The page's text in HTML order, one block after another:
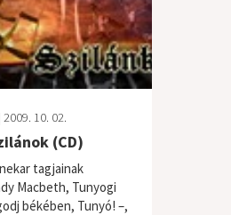
| 2009. 10. 02.
(CD)
tagjainak
Macbeth, Tunyogi
békében, Tunyó! –,